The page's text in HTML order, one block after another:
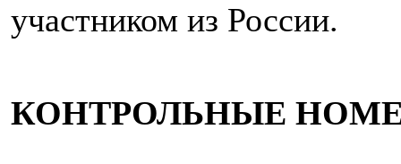
участником из России.
КОНТРОЛЬНЫЕ